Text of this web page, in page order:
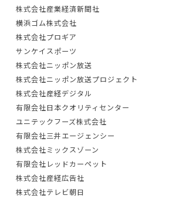
株式会社産業経済新聞社
横浜ゴム株式会社
株式会社プロギア
サンケイスポーツ
株式会社ニッポン放送
株式会社ニッポン放送プロジェクト
株式会社産経デジタル
有限会社日本クオリティセンター
ユニテックフーズ株式会社
有限会社三井エージェンシー
株式会社ミックスゾーン
有限会社レッドカーペット
株式会社産経広告社
株式会社テレビ朝日